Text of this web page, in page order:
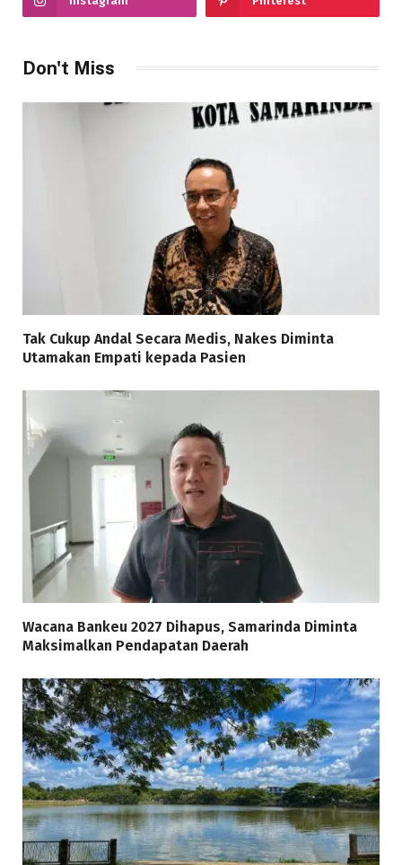
Don't Miss
Tak Cukup Andal Secara Medis, Nakes Diminta
Utamakan Empati kepada Pasien
Wacana Bankeu 2027 Dihapus, Samarinda Diminta
Maksimalkan Pendapatan Daerah